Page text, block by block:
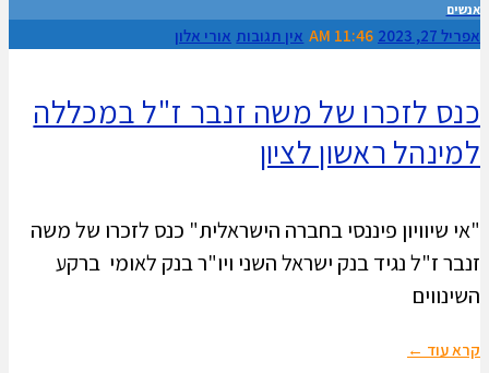
אנשים
אפריל 27, 2023 11:46 AM אין תגובות אורי אלון
כנס לזכרו של משה זנבר ז"ל במכללה
למינהל ראשון לציון
"אי שיוויון פיננסי בחברה הישראלית" כנס לזכרו של משה
זנבר ז"ל נגיד בנק ישראל השני ויו"ר בנק לאומי ברקע
השינווים
קרא עוד ←